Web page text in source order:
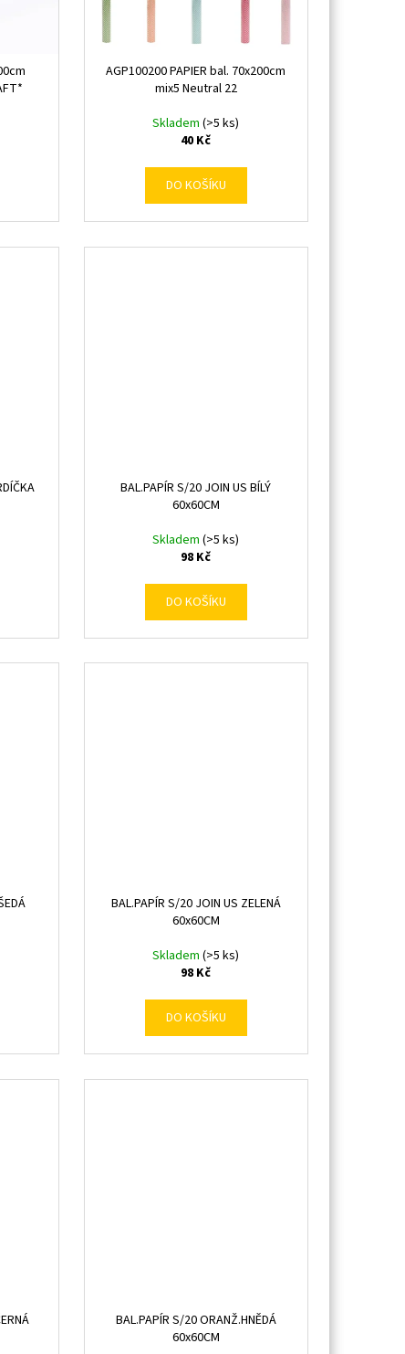
AGP100200 PAPIER bal. 70x200cm
mix5 Neutral 22
Skladem(>5 ks)
40 Kč
DO KOŠÍKU
BAL.PAPÍR S/20 JOIN US BÍLÝ
60x60CM
Skladem(>5 ks)
98 Kč
DO KOŠÍKU
BAL.PAPÍR S/20 JOIN US ZELENÁ
60x60CM
Skladem(>5 ks)
98 Kč
DO KOŠÍKU
BAL.PAPÍR S/20 ORANŽ.HNĚDÁ
60x60CM